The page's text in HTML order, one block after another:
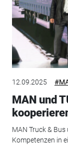
12.09.2025
MAN und
MAN Truck &
Kompetenzen in